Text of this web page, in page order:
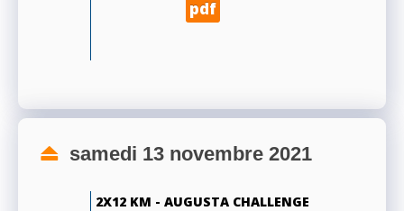
pdf
samedi 13 novembre 2021
2X12 KM - AUGUSTA CHALLENGE